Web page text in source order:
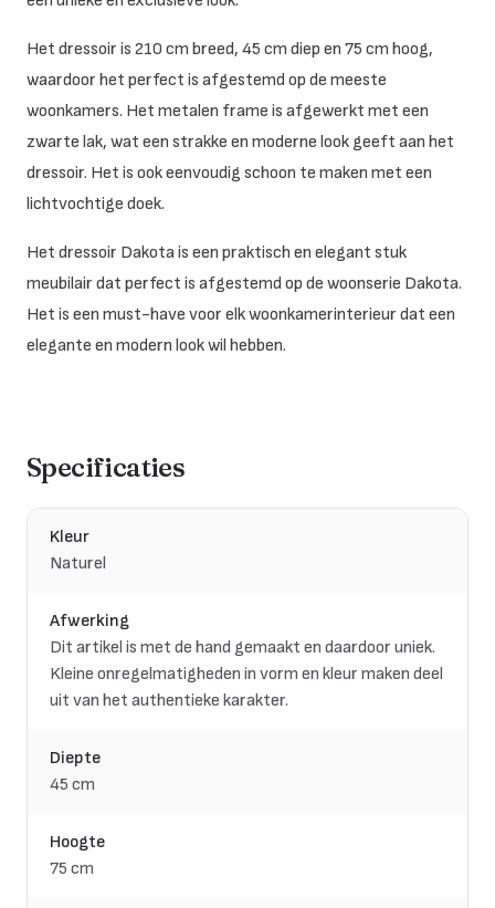
Het dressoir is 210 cm breed, 45 cm diep en 75 cm hoog,
waardoor het perfect is afgestemd op de meeste
woonkamers. Het metalen frame is afgewerkt met een
zwarte lak, wat een strakke en moderne look geeft aan het
dressoir. Het is ook eenvoudig schoon te maken met een
lichtvochtige doek.
Het dressoir Dakota is een praktisch en elegant stuk
meubilair dat perfect is afgestemd op de woonserie Dakota.
Het is een must-have voor elk woonkamerinterieur dat een
elegante en modern look wil hebben.
Specificaties
Kleur
Naturel
Afwerking
Dit artikel is met de hand gemaakt en daardoor uniek.
Kleine onregelmatigheden in vorm en kleur maken deel
uit van het authentieke karakter.
Diepte
45 cm
Hoogte
75 cm